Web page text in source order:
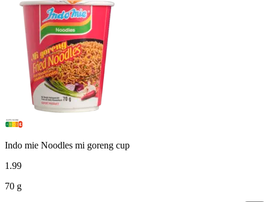
Indo mie Noodles mi goreng cup
1 .99
70 g